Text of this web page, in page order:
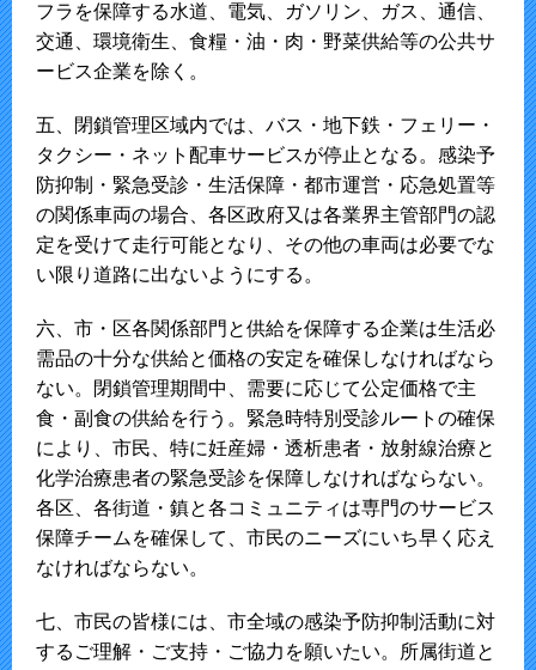
フラを保障する水道、電気、ガソリン、ガス、通信、
交通、環境衛生、食糧・油・肉・野菜供給等の公共サ
ービス企業を除く。
五、閉鎖管理区域内では、バス・地下鉄・フェリー・
タクシー・ネット配車サービスが停止となる。感染予
防抑制・緊急受診・生活保障・都市運営・応急処置等
の関係車両の場合、各区政府又は各業界主管部門の認
定を受けて走行可能となり、その他の車両は必要でな
い限り道路に出ないようにする。
六、市・区各関係部門と供給を保障する企業は生活必
需品の十分な供給と価格の安定を確保しなければなら
ない。閉鎖管理期間中、需要に応じて公定価格で主
食・副食の供給を行う。緊急時特別受診ルートの確保
により、市民、特に妊産婦・透析患者・放射線治療と
化学治療患者の緊急受診を保障しなければならない。
各区、各街道・鎮と各コミュニティは専門のサービス
保障チームを確保して、市民のニーズにいち早く応え
なければならない。
七、市民の皆様には、市全域の感染予防抑制活動に対
するご理解・ご支持・ご協力を願いたい。所属街道と